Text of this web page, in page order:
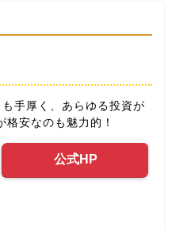
手厚く、あらゆる投資が
安なのも魅力的！
公式HP